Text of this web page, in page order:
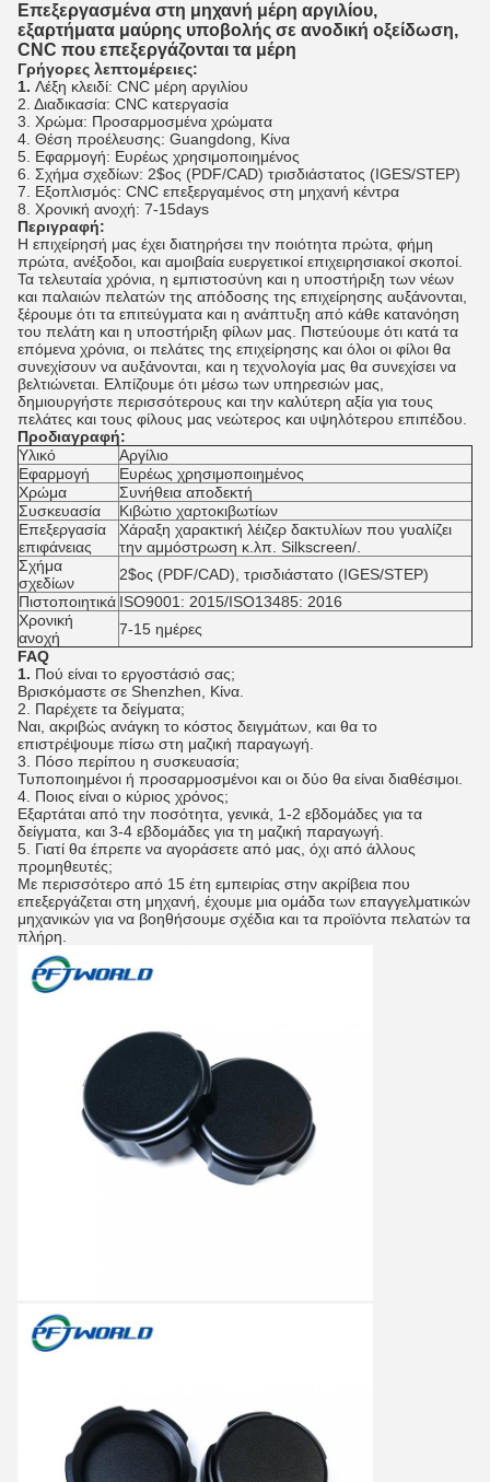
Επεξεργασμένα στη μηχανή μέρη αργιλίου,
εξαρτήματα μαύρης υποβολής σε ανοδική οξείδωση,
CNC που επεξεργάζονται τα μέρη
Γρήγορες λεπτομέρειες:
1. Λέξη κλειδί: CNC μέρη αργιλίου
2. Διαδικασία: CNC κατεργασία
3. Χρώμα: Προσαρμοσμένα χρώματα
4. Θέση προέλευσης: Guangdong, Κίνα
5. Εφαρμογή: Ευρέως χρησιμοποιημένος
6. Σχήμα σχεδίων: 2$ος (PDF/CAD) τρισδιάστατος (IGES/STEP)
7. Εξοπλισμός: CNC επεξεργαμένος στη μηχανή κέντρα
8. Χρονική ανοχή: 7-15days
Περιγραφή:
Η επιχείρησή μας έχει διατηρήσει την ποιότητα πρώτα, φήμη
πρώτα, ανέξοδοι, και αμοιβαία ευεργετικοί επιχειρησιακοί σκοποί.
Τα τελευταία χρόνια, η εμπιστοσύνη και η υποστήριξη των νέων
και παλαιών πελατών της απόδοσης της επιχείρησης αυξάνονται,
ξέρουμε ότι τα επιτεύγματα και η ανάπτυξη από κάθε κατανόηση
του πελάτη και η υποστήριξη φίλων μας. Πιστεύουμε ότι κατά τα
επόμενα χρόνια, οι πελάτες της επιχείρησης και όλοι οι φίλοι θα
συνεχίσουν να αυξάνονται, και η τεχνολογία μας θα συνεχίσει να
βελτιώνεται. Ελπίζουμε ότι μέσω των υπηρεσιών μας,
δημιουργήστε περισσότερους και την καλύτερη αξία για τους
πελάτες και τους φίλους μας νεώτερος και υψηλότερου επιπέδου.
Προδιαγραφή:
Υλικό
Αργίλιο
Εφαρμογή
Ευρέως χρησιμοποιημένος
Χρώμα
Συνήθεια αποδεκτή
Συσκευασία
Κιβώτιο χαρτοκιβωτίων
Επεξεργασία
επιφάνειας
Χάραξη χαρακτική λέιζερ δακτυλίων που γυαλίζει
την αμμόστρωση κ.λπ. Silkscreen/.
Σχήμα
σχεδίων
2$ος (PDF/CAD), τρισδιάστατο (IGES/STEP)
Πιστοποιητικά ISO9001: 2015/ISO13485: 2016
Χρονική
ανοχή
7-15 ημέρες
FAQ
1. Πού είναι το εργοστάσιό σας;
Βρισκόμαστε σε Shenzhen, Κίνα.
2. Παρέχετε τα δείγματα;
Ναι, ακριβώς ανάγκη το κόστος δειγμάτων, και θα το
επιστρέψουμε πίσω στη μαζική παραγωγή.
3. Πόσο περίπου η συσκευασία;
Τυποποιημένοι ή προσαρμοσμένοι και οι δύο θα είναι διαθέσιμοι.
4. Ποιος είναι ο κύριος χρόνος;
Εξαρτάται από την ποσότητα, γενικά, 1-2 εβδομάδες για τα
δείγματα, και 3-4 εβδομάδες για τη μαζική παραγωγή.
5. Γιατί θα έπρεπε να αγοράσετε από μας, όχι από άλλους
προμηθευτές;
Με περισσότερο από 15 έτη εμπειρίας στην ακρίβεια που
επεξεργάζεται στη μηχανή, έχουμε μια ομάδα των επαγγελματικών
μηχανικών για να βοηθήσουμε σχέδια και τα προϊόντα πελατών τα
πλήρη.